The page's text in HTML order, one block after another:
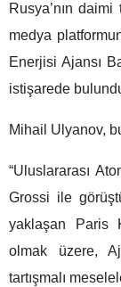
Rusya’nın
medya
Enerjisi Ajansı
istişarede
Mihail Ulyanov,
“Uluslararası
Grossi ile
yaklaşan Paris
olmak üzere,
tartışmalı